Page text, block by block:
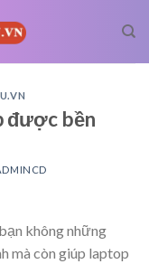
được bền
không những
mà còn giúp laptop